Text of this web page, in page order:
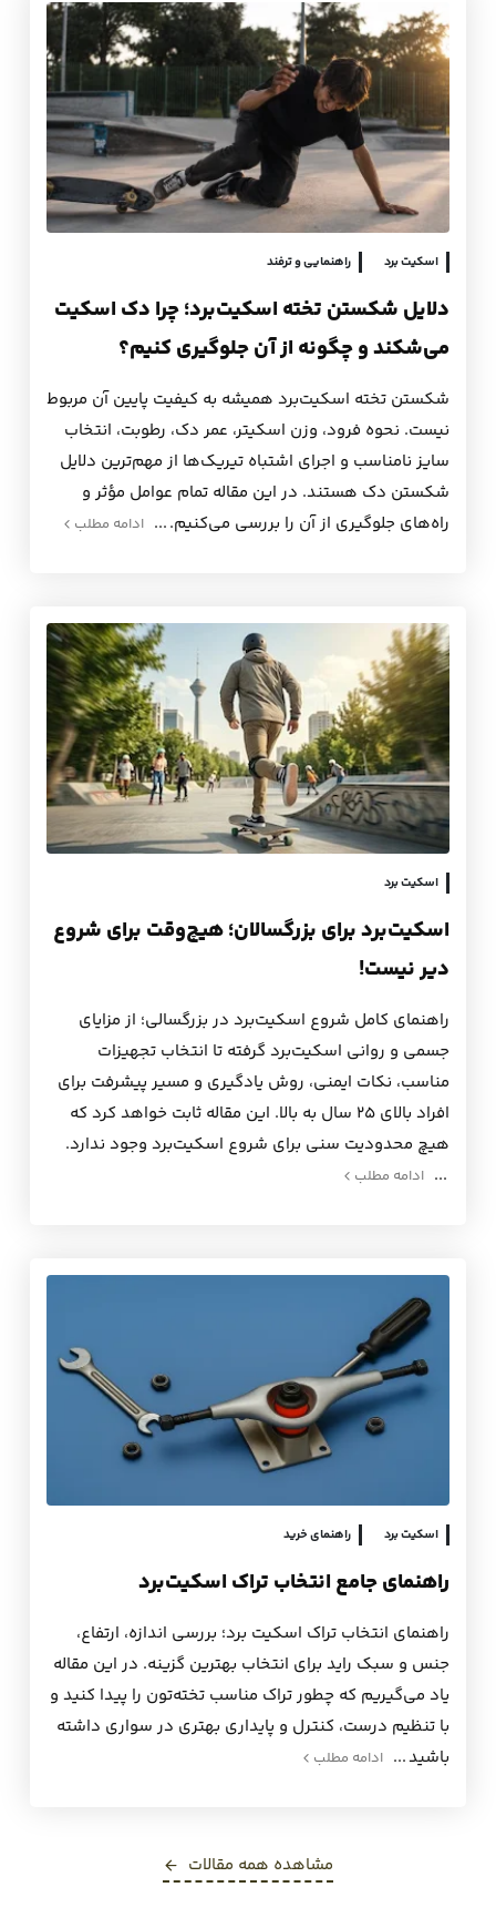
اسکیت برد راهنمایی و ترفند
دلایل شکستن تخته اسکیت‌برد؛ چرا دک اسکیت
می‌شکند و چگونه از آن جلوگیری کنیم؟
شکستن تخته اسکیت‌برد همیشه به کیفیت پایین آن مربوط
نیست. نحوه فرود، وزن اسکیتر، عمر دک، رطوبت، انتخاب
سایز نامناسب و اجرای اشتباه تیریک‌ها از مهم‌ترین دلایل
شکستن دک هستند. در این مقاله تمام عوامل مؤثر و
راه‌های جلوگیری از آن را بررسی می‌کنیم.
ادامه مطلب
اسکیت برد
اسکیت‌برد برای بزرگسالان؛ هیچ‌وقت برای شروع
دیر نیست!
راهنمای کامل شروع اسکیت‌برد در بزرگسالی؛ از مزایای
جسمی و روانی اسکیت‌برد گرفته تا انتخاب تجهیزات
مناسب، نکات ایمنی، روش یادگیری و مسیر پیشرفت برای
افراد بالای ۲۵ سال به بالا. این مقاله ثابت خواهد کرد که
هیچ محدودیت سنی برای شروع اسکیت‌برد وجود ندارد.
ادامه مطلب
اسکیت برد راهنمای خرید
راهنمای جامع انتخاب تراک اسکیت‌برد
راهنمای انتخاب تراک اسکیت برد؛ بررسی اندازه، ارتفاع،
جنس و سبک راید برای انتخاب بهترین گزینه. در این مقاله
یاد می‌گیریم که چطور تراک مناسب تخته‌تون را پیدا کنید و
با تنظیم درست، کنترل و پایداری بهتری در سواری داشته
باشید
ادامه مطلب
مشاهده‌ همه مقالات